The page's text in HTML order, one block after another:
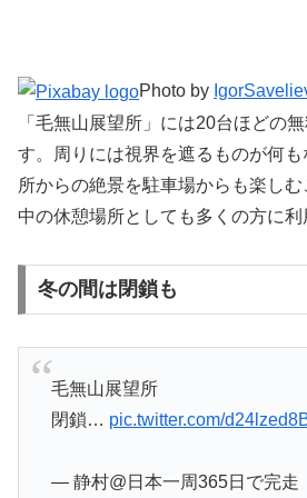
Photo by
「毛無山展望所」には20台ほどの
す。周りには視界を遮るものが何
所からの絶景を駐車場からも楽し
中の休憩場所としても多くの方に利
冬の間は閉鎖も
毛無山展望所
閉鎖… pic.twitter.com/
— 静村@日本一周365日で完走